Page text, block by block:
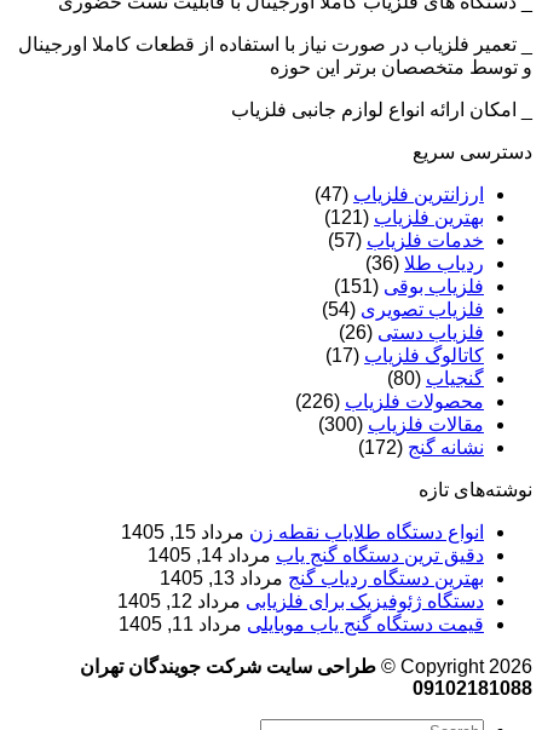
_ تعمیر فلزیاب در صورت نیاز با استفاده از قطعات کاملا اورجینال
و توسط متخصصان برتر این حوزه
_ امکان ارائه انواع لوازم جانبی فلزیاب
دسترسی سریع
ارزانترین فلزیاب (47)
بهترین فلزیاب (121)
خدمات فلزیاب (57)
ردیاب طلا (36)
فلزیاب بوقی (151)
فلزیاب تصویری (54)
فلزیاب دستی (26)
کاتالوگ فلزیاب (17)
گنجیاب (80)
محصولات فلزیاب (226)
مقالات فلزیاب (300)
نشانه گنج (172)
نوشته‌های تازه
انواع دستگاه طلایاب نقطه زن مرداد 15, 1405
دقیق ترین دستگاه گنج یاب مرداد 14, 1405
بهترین دستگاه ردیاب گنج مرداد 13, 1405
دستگاه ژئوفیزیک برای فلزیابی مرداد 12, 1405
قیمت دستگاه گنج یاب موبایلی مرداد 11, 1405
Copyright 2026 ©
طراحی سایت شرکت جویندگان تهران
09102181088